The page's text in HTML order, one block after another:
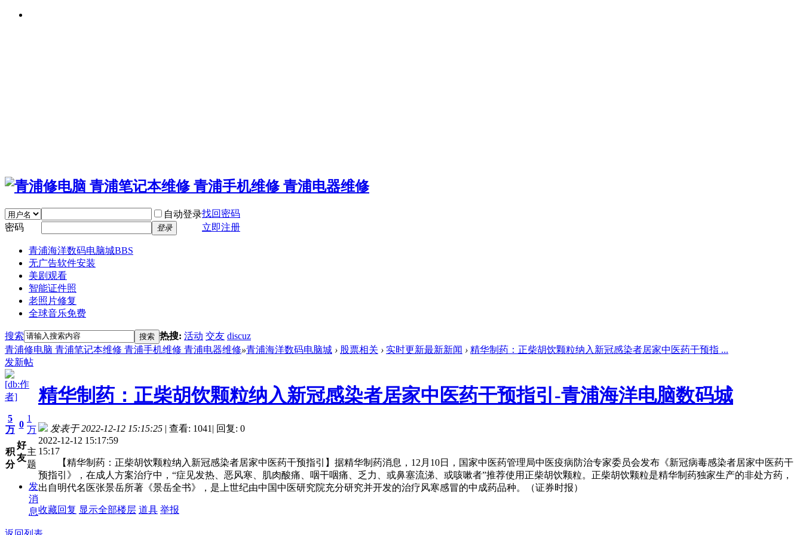
自动登录找回密码
密码
登录 立即注册
青浦海洋数码电脑城BBS
无广告软件安装
美剧观看
智能证件照
老照片修复
全球音乐免费
搜索 搜索 热搜: 活动 交友 discuz
青浦修电脑 青浦笔记本维修 青浦手机维修 青浦电器维修»青浦海洋数码电脑城 › 股票相关 › 实时更新最新新闻 › 精华制药：正柴胡饮颗粒纳入新冠感染者居家中医药干预指 ...
发新帖
[db:作
者]
5
万
积
分
0
好
友
1
万
主
题
发
消
息
精华制药：正柴胡饮颗粒纳入新冠感染者居家中医药干预指引-青浦海洋电脑数码城
发表于 2022-12-12 15:15:25 | 查看: 1041 | 回复: 0
2022-12-12 15:17:59
15:17
【精华制药：正柴胡饮颗粒纳入新冠感染者居家中医药干预指引】据精华制药消息，12月10日，国家中医药管理局中医疫病防治专家委员会发布《新冠病毒感染者居家中医药干
预指引》，在成人方案治疗中，“症见发热、恶风寒、肌肉酸痛、咽干咽痛、乏力、或鼻塞流涕、或咳嗽者”推荐使用正柴胡饮颗粒。正柴胡饮颗粒是精华制药独家生产的非处方药，
出自明代名医张景岳所著《景岳全书》，是上世纪由中国中医研究院充分研究并开发的治疗风寒感冒的中成药品种。（证券时报）
收藏回复 显示全部楼层 道具 举报